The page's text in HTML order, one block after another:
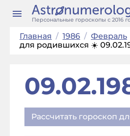
Персональные гороскопы с 2016
Главная / 1986 / Февраль
для родившихся ☀️
Рассчитать гороскоп